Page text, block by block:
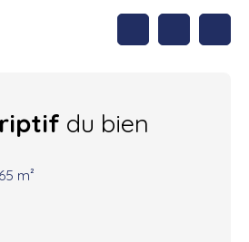
du bien
m²